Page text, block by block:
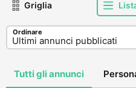
Griglia
Ordinare
Tutti gli annunci